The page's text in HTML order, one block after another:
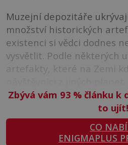
Muzejní depozitáře
množství historických
existenci si vědci dodnes
vysvětlit. Podle některých
artefakty, které na Zemi
Zbývá vám 93 %článku k
to ujít!
CO
ENIGMAPLUS